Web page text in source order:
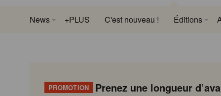
News +PLUS C'est nouveau ! Éditions
PROMOTION Prenez une longueur